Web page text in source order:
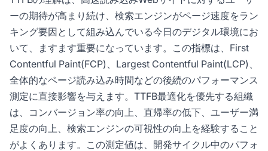
ーの期待が高まり続け、検索エンジンがページ速度をラン
キング要因として組み込んでいる今日のデジタル環境にお
いて、ますます重要になっています。この指標は、First
Contentful Paint(FCP)、Largest Contentful Paint(LCP)、
全体的なページ読み込み時間などの後続のパフォーマンス
測定に直接影響を与えます。TTFB最適化を優先する組織
は、コンバージョン率の向上、直帰率の低下、ユーザー満
足度の向上、検索エンジンの可視性の向上を経験すること
がよくあります。この測定値は、開発サイクル中のパフォ